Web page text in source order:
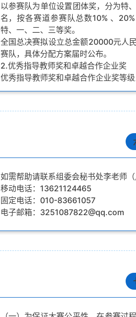
以参赛队为单位设置团体奖，分为特
名，按各赛道参赛队总数10% 、
特、一、二、三等奖。
全国总决赛拟设立总金额20000元人
赛队，具体分配方案届时公布。
2.优秀指导教师奖和卓越合作企业奖
优秀指导教师奖和卓越合作企业奖等
如需帮助请联系组委会秘书处李老师
移动电话：13621124465
固定电话：010-83661057
电子邮箱：3251087822@qq.com